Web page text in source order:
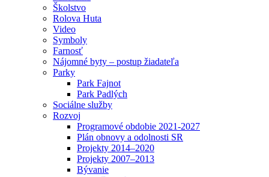
Školstvo
Rolova Huta
Video
Symboly
Farnosť
Nájomné byty – postup žiadateľa
Parky
Park Fajnot
Park Padlých
Sociálne služby
Rozvoj
Programové obdobie 2021-2027
Plán obnovy a odolnosti SR
Projekty 2014–2020
Projekty 2007–2013
Bývanie